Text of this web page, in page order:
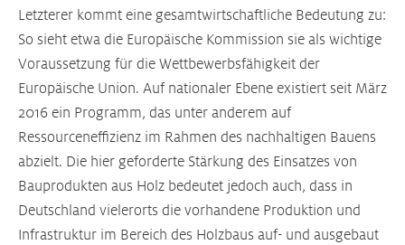
Letzterer kommt eine gesamtwirtschaftliche Bedeutung zu:
So sieht etwa die Europäische Kommission sie als wichtige
Voraussetzung für die Wettbewerbsfähigkeit der
Europäische Union. Auf nationaler Ebene existiert seit März
2016 ein Programm, das unter anderem auf
Ressourceneffizienz im Rahmen des nachhaltigen Bauens
abzielt. Die hier geforderte Stärkung des Einsatzes von
Bauprodukten aus Holz bedeutet jedoch auch, dass in
Deutschland vielerorts die vorhandene Produktion und
Infrastruktur im Bereich des Holzbaus auf- und ausgebaut